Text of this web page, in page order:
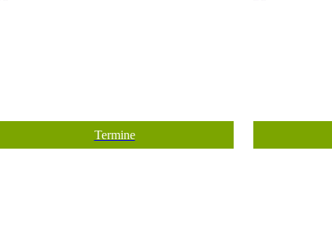
Termine